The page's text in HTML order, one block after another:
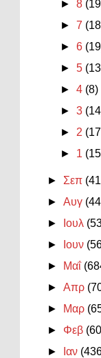
►8
►7
►6
►5
►4 (8)
►3
► 2
► 1
► Σεπ
►Αυγ
►
Ιουλ
►
Ιουν
►
Μαΐ
►Απρ
►
Μαρ
► Φεβ
►
Ιαν